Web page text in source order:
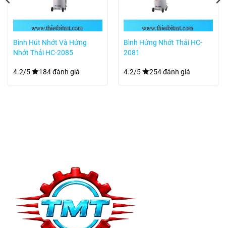
Bình Hút Nhớt Và Hứng
Nhớt Thải HC-2085
4.2/5 184 đánh giá
Bình Hứng Nhớt Thải HC-
2081
4.2/5 254 đánh giá